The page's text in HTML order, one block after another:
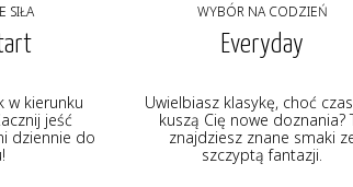
SIŁA
w kierunku
jeść
dziennie do
WYBÓR NA CODZIEŃ
Everyday
Uwielbiasz klasykę, choć
kuszą Cię nowe doznania?
znajdziesz znane smaki
szczyptą fantazji.